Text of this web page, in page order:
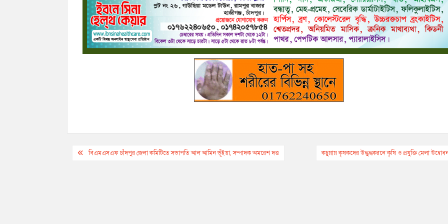
Postবিএমএসএফ চাঁদপুর জেলা কমিটিতে সভাপতি আল আমিন ভূঁইয়া, সম্পাদক অমরেশ দত্ত কচুয়ায় কৃষকদের উদ্ধুদ্ধকরনে কৃষি ও প্রযুক্তি মেলা